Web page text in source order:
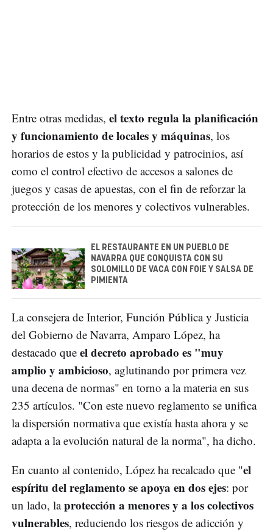
Entre otras medidas, el texto regula la planificación
y funcionamiento de locales y máquinas, los
horarios de estos y la publicidad y patrocinios, así
como el control efectivo de accesos a salones de
juegos y casas de apuestas, con el fin de reforzar la
protección de los menores y colectivos vulnerables.
EL RESTAURANTE EN UN PUEBLO DE
NAVARRA QUE CONQUISTA CON SU
SOLOMILLO DE VACA CON FOIE Y SALSA DE
PIMIENTA
La consejera de Interior, Función Pública y Justicia
del Gobierno de Navarra, Amparo López, ha
destacado que el decreto aprobado es "muy
amplio y ambicioso, aglutinando por primera vez
una decena de normas" en torno a la materia en sus
235 artículos. "Con este nuevo reglamento se unifica
la dispersión normativa que existía hasta ahora y se
adapta a la evolución natural de la norma", ha dicho.
En cuanto al contenido, López ha recalcado que "el
espíritu del reglamento se apoya en dos ejes: por
un lado, laprotección a menores y a los colectivos
vulnerables, reduciendo los riesgos de adicción y